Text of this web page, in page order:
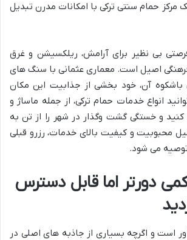
مرکز حمام سنتی ترکی با امکانات مدرن تبدیل
بی نظیر برای آرامش، ریلکسیشن و غرق
اصیل است. معماری عثمانی با سنگ های
باشکوه آن، خود بخشی از جذابیت این مکان
انواع خدمات حمام ترکی، از جمله ماساژ و
کنید و خستگی گشت وگذار در شهر را از تن به
محبوبیت و کیفیت بالای خدمات، رزرو قبلی
می شود.
دورتر اما قابل دسترس
است و اگرچه بسیاری از جاذبه های اصلی در